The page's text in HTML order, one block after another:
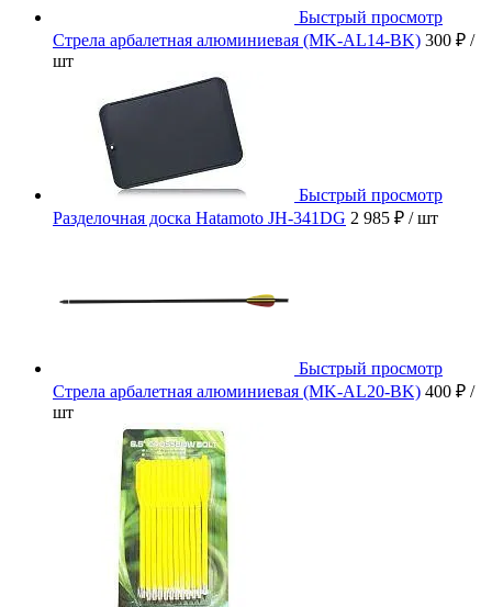
Быстрый просмотр
Стрела арбалетная алюминиевая (MK-AL14-BK) 300 ₽ /
шт
Быстрый просмотр
Разделочная доска Hatamoto JH-341DG 2 985 ₽ / шт
Быстрый просмотр
Стрела арбалетная алюминиевая (MK-AL20-BK) 400 ₽ /
шт